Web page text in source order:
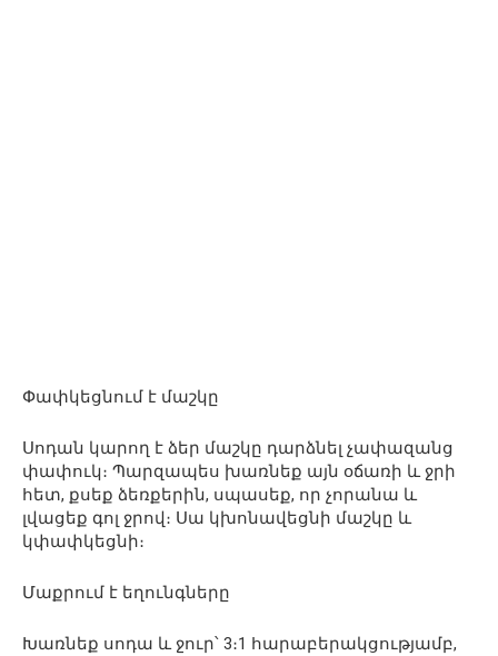
Փափկեցնում է մաշկը
Սոդան կարող է ձեր մաշկը դարձնել չափազանց
փափուկ։ Պարզապես խառնեք այն օճառի և ջրի
հետ, քսեք ձեռքերին, սպասեք, որ չորանա և
լվացեք գոլ ջրով։ Սա կխոնավեցնի մաշկը և
կփափկեցնի։
Մաքրում է եղունգները
Խառնեք սոդա և ջուր՝ 3։1 հարաբերակցությամբ,